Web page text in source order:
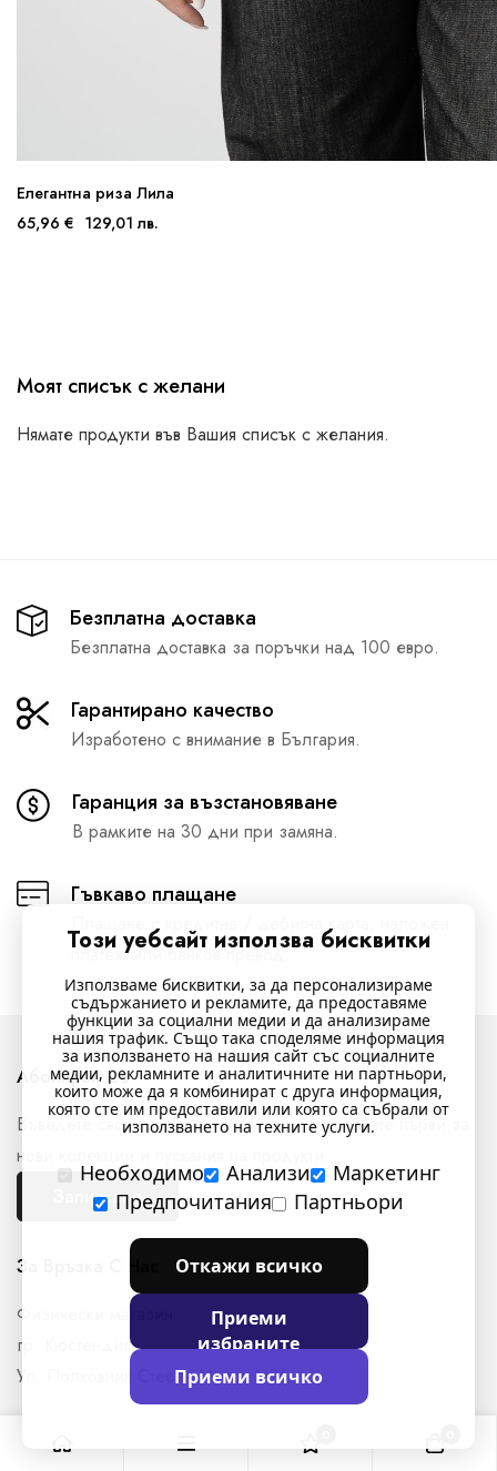
Елегантна риза Лила
65,96 € 129,01 лв.
Моят списък с желани
Нямате продукти във Вашия списък с желания.
Безплатна доставка
Безплатна доставка за поръчки над 100 евро.
Гарантирано качество
Изработено с внимание в България.
Гаранция за възстановяване
В рамките на 30 дни при замяна.
Гъвкаво плащане
Плащане с кредитна / дебитна карта, наложен
платеж или банков превод.
За Връзка С Нас
Физически магазин
гр. Кюстендил,
Ул. Полковник Стефан Манов N26
shop@indigostyle.bg
Абонирай Се
Въведете своя имейл по-долу, за да научавате първи за
нови колекции и пускания на продукти.
Записване
Този уебсайт използва бисквитки
Използваме бисквитки, за да персонализираме
съдържанието и рекламите, да предоставяме
функции за социални медии и да анализираме
нашия трафик. Също така споделяме информация
за използването на нашия сайт със социалните
медии, рекламните и аналитичните ни партньори,
които може да я комбинират с друга информация,
която сте им предоставили или която са събрали от
използването на техните услуги.
Необходимо Анализи
Маркетинг
Предпочитания
Партньори
Откажи всичко
Приеми
избраните
Приеми всичко